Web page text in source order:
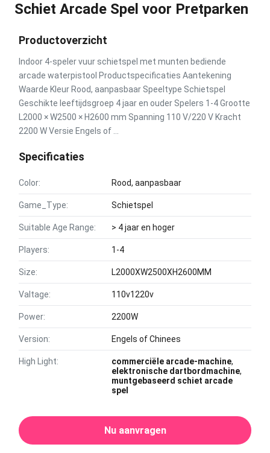
Schiet Arcade Spel voor Pretparken
Productoverzicht
Indoor 4-speler vuur schietspel met munten bediende
arcade waterpistool Productspecificaties Aantekening
Waarde Kleur Rood, aanpasbaar Speeltype Schietspel
Geschikte leeftijdsgroep 4 jaar en ouder Spelers 1-4 Grootte
L2000 × W2500 × H2600 mm Spanning 110 V/220 V Kracht
2200 W Versie Engels of ...
Specificaties
Color: Rood, aanpasbaar
Game_Type: Schietspel
Suitable Age Range: > 4 jaar en hoger
Players: 1-4
Size: L2000XW2500XH2600MM
Valtage: 110v1220v
Power: 2200W
Version: Engels of Chinees
High Light: commerciële arcade-machine,
elektronische dartbordmachine,
muntgebaseerd schiet arcade
spel
Nu aanvragen